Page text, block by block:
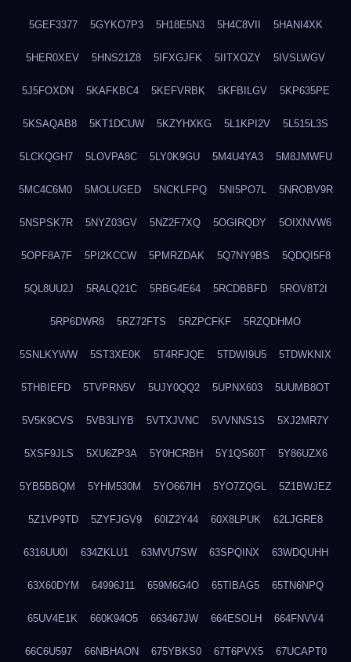
5GEF3377 5GYKO7P3 5H18E5N3 5H4C8VII 5HANI4XK
5HER0XEV 5HNS21Z8 5IFXGJFK 5IITXOZY 5IVSLWGV
5J5FOXDN 5KAFKBC4 5KEFVRBK 5KFBILGV 5KP635PE
5KSAQAB8 5KT1DCUW 5KZYHXKG 5L1KPI2V 5L515L3S
5LCKQGH7 5LOVPA8C 5LY0K9GU 5M4U4YA3 5M8JMWFU
5MC4C6M0 5MOLUGED 5NCKLFPQ 5NI5PO7L 5NROBV9R
5NSPSK7R 5NYZ03GV 5NZ2F7XQ 5OGIRQDY 5OIXNVW6
5OPF8A7F 5PI2KCCW 5PMRZDAK 5Q7NY9BS 5QDQI5F8
5QL8UU2J 5RALQ21C 5RBG4E64 5RCDBBFD 5ROV8T2I
5RP6DWR8 5RZ72FTS 5RZPCFKF 5RZQDHMO
5SNLKYWW 5ST3XE0K 5T4RFJQE 5TDWI9U5 5TDWKNIX
5THBIEFD 5TVPRN5V 5UJY0QQ2 5UPNX603 5UUMB8OT
5V5K9CVS 5VB3LIYB 5VTXJVNC 5VVNNS1S 5XJ2MR7Y
5XSF9JLS 5XU6ZP3A 5Y0HCRBH 5Y1QS60T 5Y86UZX6
5YB5BBQM 5YHM530M 5YO667IH 5YO7ZQGL 5Z1BWJEZ
5Z1VP9TD 5ZYFJGV9 60IZ2Y44 60X8LPUK 62LJGRE8
6316UU0I 634ZKLU1 63MVU7SW 63SPQINX 63WDQUHH
63X60DYM 64996J11 659M6G4O 65TIBAG5 65TN6NPQ
65UV4E1K 660K94O5 663467JW 664ESOLH 664FNVV4
66C6U597 66NBHAON 675YBKS0 67T6PVX5 67UCAPT0